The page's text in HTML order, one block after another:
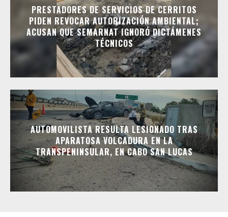
PRESTADORES DE SERVICIOS DE CERRITOS
PIDEN REVOCAR AUTORIZACIÓN AMBIENTAL;
ACUSAN QUE SEMARNAT IGNORÓ DICTÁMENES
TÉCNICOS
AUTOMOVILISTA RESULTA LESIONADO TRAS
APARATOSA VOLCADURA EN LA
TRANSPENINSULAR, EN CABO SAN LUCAS